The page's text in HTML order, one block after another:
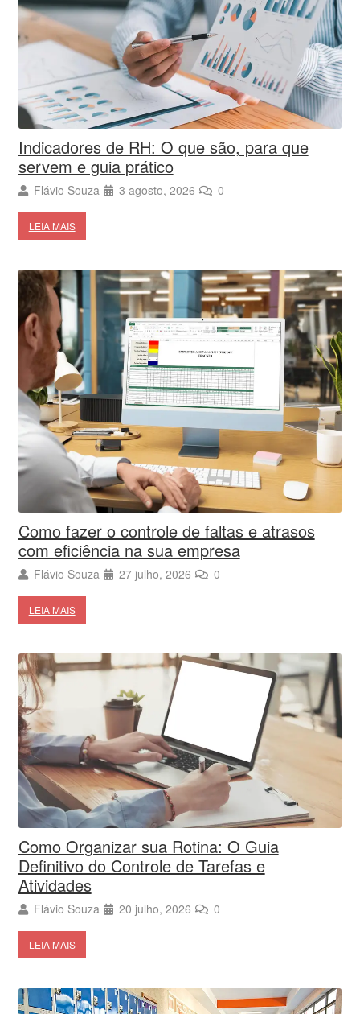
Indicadores de RH: O que são, para que
servem e guia prático
Flávio Souza 3 agosto, 2026 0
LEIA MAIS
Como fazer o controle de faltas e atrasos
com eficiência na sua empresa
Flávio Souza 27 julho, 2026 0
LEIA MAIS
Como Organizar sua Rotina: O Guia
Definitivo do Controle de Tarefas e
Atividades
Flávio Souza 20 julho, 2026 0
LEIA MAIS